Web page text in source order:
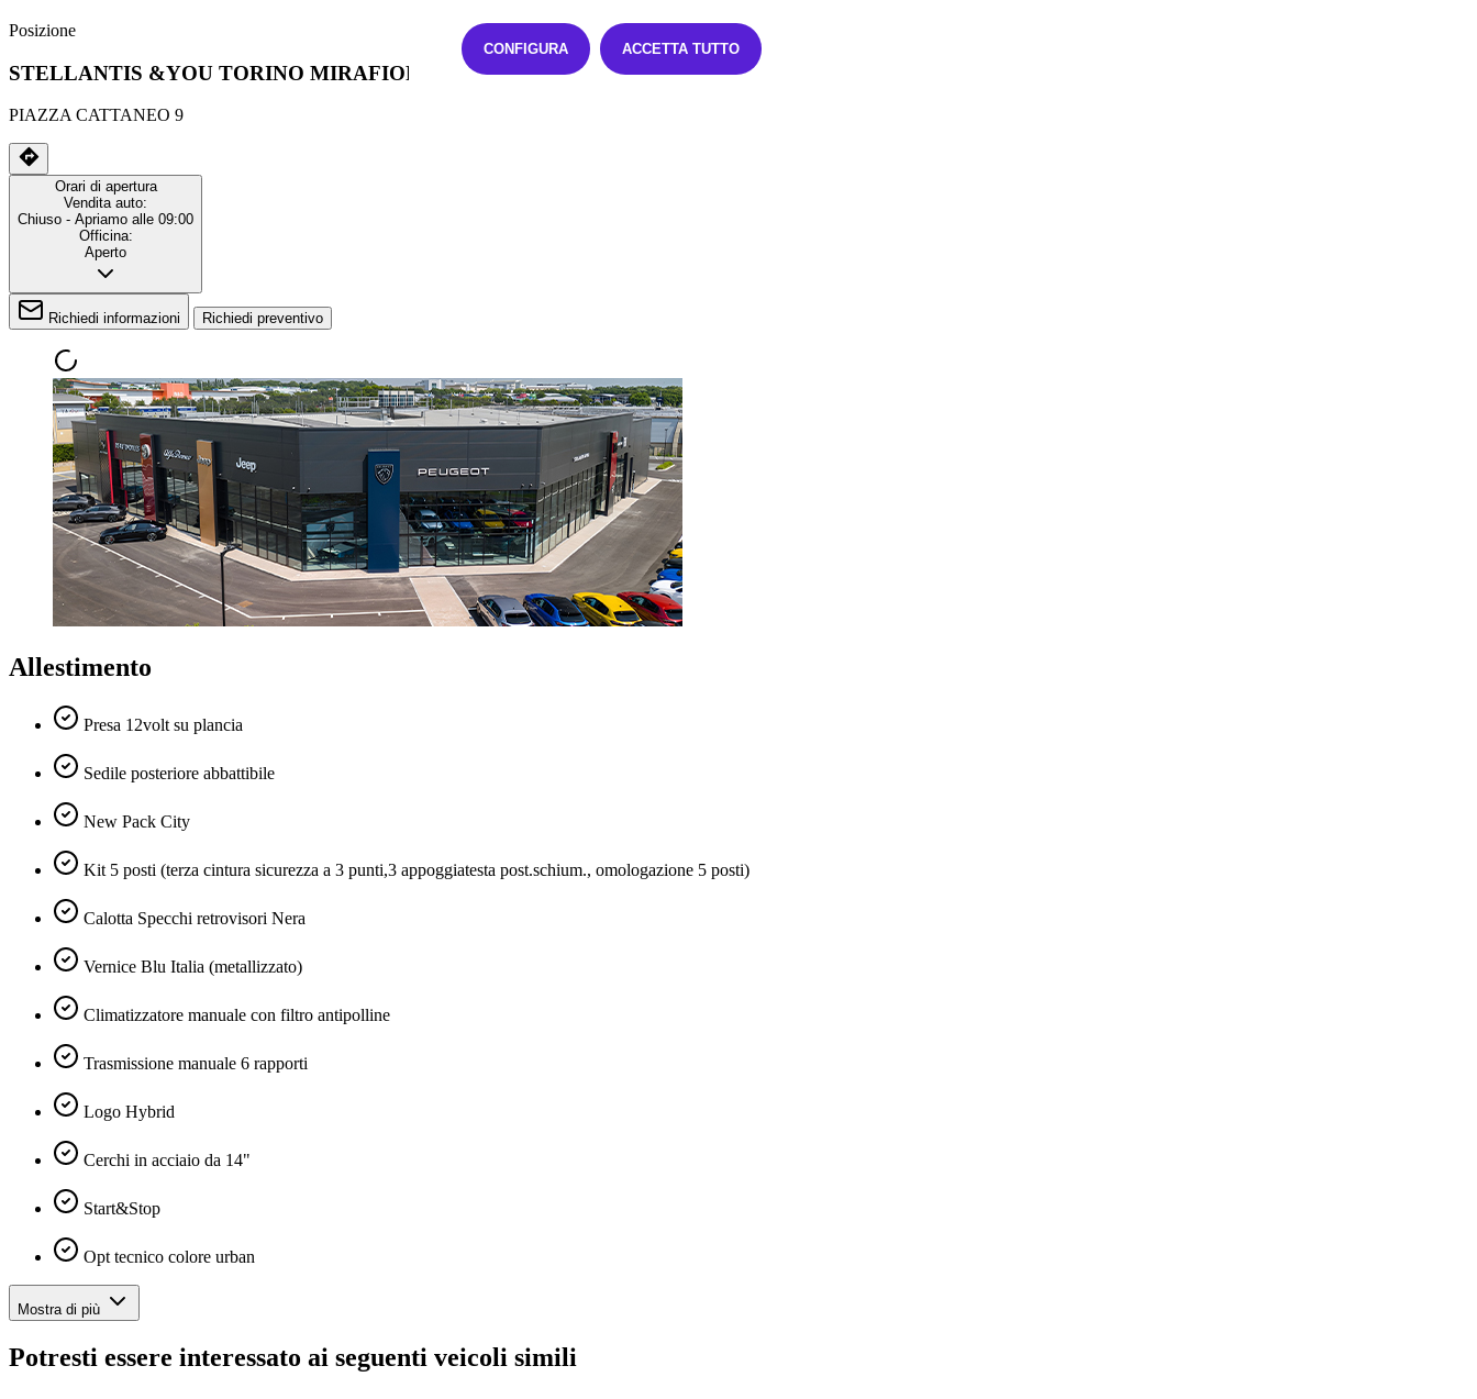
Posizione
STELLANTIS &YOU TORINO MIRAFIORI
PIAZZA CATTANEO 9
Orari di apertura
Vendita auto:
Chiuso - Apriamo alle 09:00
Officina:
Aperto
Richiedi informazioni Richiedi preventivo
Allestimento
Presa 12volt su plancia
Sedile posteriore abbattibile
New Pack City
Kit 5 posti (terza cintura sicurezza a 3 punti,3 appoggiatesta post.schium., omologazione 5 posti)
Calotta Specchi retrovisori Nera
Vernice Blu Italia (metallizzato)
Climatizzatore manuale con filtro antipolline
Trasmissione manuale 6 rapporti
Logo Hybrid
Cerchi in acciaio da 14"
Start&Stop
Opt tecnico colore urban
Mostra di più
Potresti essere interessato ai seguenti veicoli simili
CONFIGURA ACCETTA TUTTO